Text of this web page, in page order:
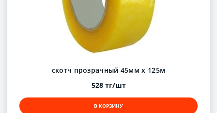
скотч прозрачный 45мм х 125м
528 тг/шт
В КОРЗИНУ